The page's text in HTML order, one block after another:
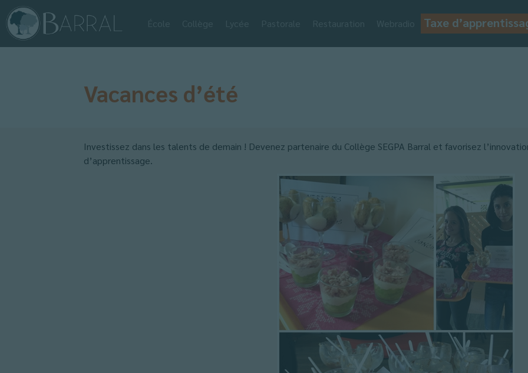
Taxe
Vacances d’été
Investissez dans les talents de demain ! Devenez partenaire du Collège SEGPA Barral et favorisez
d’apprentissage.